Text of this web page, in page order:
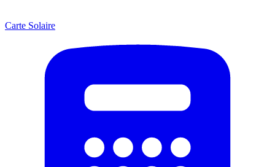
Carte Solaire